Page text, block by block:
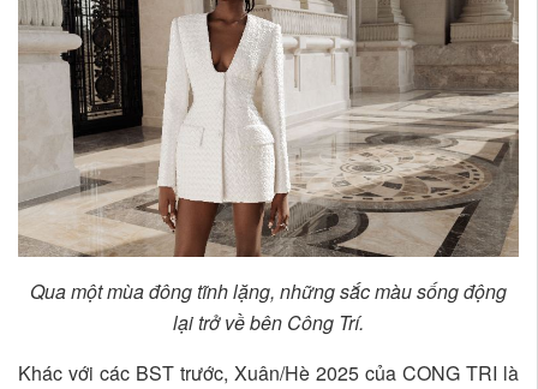
Qua một mùa đông tĩnh lặng, những sắc màu sống động
lại trở về bên Công Trí.
Khác với các BST trước, Xuân/Hè 2025 của CONG TRI là